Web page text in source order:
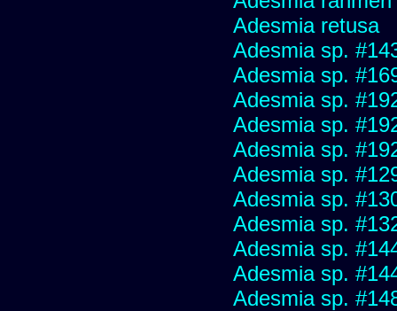
Adesmia retusa
Adesmia sp.
Adesmia sp.
Adesmia sp.
Adesmia sp.
Adesmia sp.
Adesmia sp.
Adesmia sp.
Adesmia sp.
Adesmia sp.
Adesmia sp.
Adesmia sp.